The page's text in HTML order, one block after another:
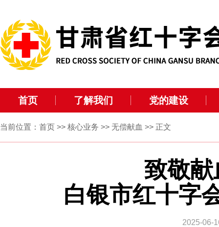
首页 了解我们 党的建设
当前位置： 首页 >> 核心业务 >> 无偿献血 >> 正文
致敬
白银市红十字
2025-06-